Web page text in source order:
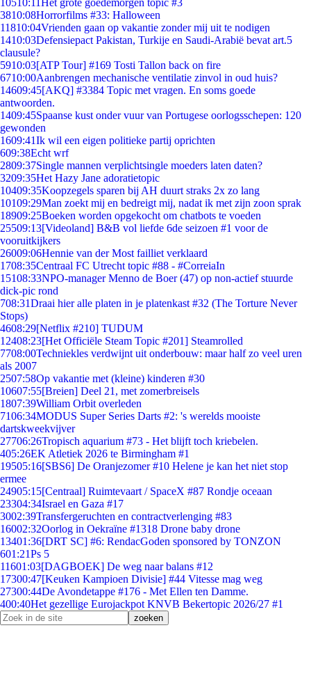
10510:11Het grote goedemorgen topic #3
3810:08Horrorfilms #33: Halloween
11810:04Vrienden gaan op vakantie zonder mij uit te nodigen
1410:03Defensiepact Pakistan, Turkije en Saudi-Arabië bevat art.5
clausule?
5910:03[ATP Tour] #169 Tosti Tallon back on fire
6710:00Aanbrengen mechanische ventilatie zinvol in oud huis?
14609:45[AKQ] #3384 Topic met vragen. En soms goede
antwoorden.
1409:45Spaanse kust onder vuur van Portugese oorlogsschepen: 120
gewonden
1609:41Ik wil een eigen politieke partij oprichten
609:38Echt wrf
2809:37Single mannen verplichtsingle moeders laten daten?
3209:35Het Hazy Jane adoratietopic
10409:35Koopzegels sparen bij AH duurt straks 2x zo lang
10109:29Man zoekt mij en bedreigt mij, nadat ik met zijn zoon sprak
18909:25Boeken worden opgekocht om chatbots te voeden
25509:13[Videoland] B&B vol liefde 6de seizoen #1 voor de
vooruitkijkers
26009:06Hennie van der Most failliet verklaard
1708:35Centraal FC Utrecht topic #88 - #CorreiaIn
15108:33NPO-manager Menno de Boer (47) op non-actief stuurde
dick-pic rond
708:31Draai hier alle platen in je platenkast #32 (The Torture Never
Stops)
4608:29[Netflix #210] TUDUM
12408:23[Het Officiële Steam Topic #201] Steamrolled
7708:00Techniekles verdwijnt uit onderbouw: maar half zo veel uren
als 2007
2507:58Op vakantie met (kleine) kinderen #30
10607:55[Breien] Deel 21, met zomerbreisels
1807:39William Orbit overleden
7106:34MODUS Super Series Darts #2: 's werelds mooiste
dartskweekvijver
27706:26Tropisch aquarium #73 - Het blijft toch kriebelen.
405:26EK Atletiek 2026 te Birmingham #1
19505:16[SBS6] De Oranjezomer #10 Helene je kan het niet stop
ermee
24905:15[Centraal] Ruimtevaart / SpaceX #87 Rondje oceaan
23304:34Israel en Gaza #17
3002:39Transfergeruchten en contractverlenging #83
16002:32Oorlog in Oekraïne #1318 Drone baby drone
13401:36[DRT SC] #6: RendacGoden sponsored by TONZON
601:21Ps 5
11601:03[DAGBOEK] De weg naar balans #12
17300:47[Keuken Kampioen Divisie] #44 Vitesse mag weg
27300:44De Avondetappe #176 - Met Ellen ten Damme.
400:40Het gezellige Eurojackpot KNVB Bekertopic 2026/27 #1